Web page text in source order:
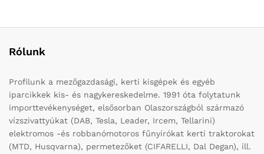
Rólunk
Profilunk a mezőgazdasági, kerti kisgépek és egyéb
iparcikkek kis- és nagykereskedelme. 1991 óta folytatunk
importtevékenységet, elsősorban Olaszországból származó
vízszivattyúkat (DAB, Tesla, Leader, Ircem, Tellarini)
elektromos -és robbanómotoros fűnyírókat kerti traktorokat
(MTD, Husqvarna), permetezőket (CIFARELLI, Dal Degan), ill.